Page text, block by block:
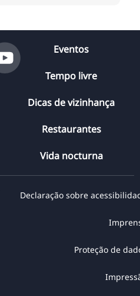
Eventos
Tempo livre
Dicas de vizinhança
Restaurantes
Vida nocturna
Declaração sobre
Proteção de